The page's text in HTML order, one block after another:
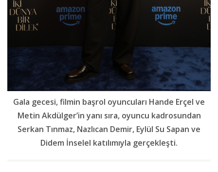
Gala gecesi, filmin başrol oyuncuları Hande Erçel ve
Metin Akdülger’in yanı sıra, oyuncu kadrosundan
Serkan Tınmaz, Nazlıcan Demir, Eylül Su Sapan ve
Didem İnselel katılımıyla gerçekleşti.